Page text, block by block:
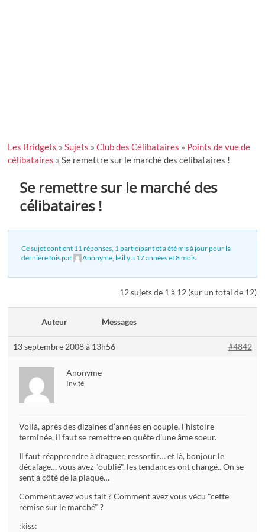
Les Bridgets »Sujets »Club des Célibataires » Points de vue de
célibataires »Se remettre sur le marché des célibataires !
Se remettre sur le marché des
célibataires !
Ce sujet contient 11 réponses, 1 participant et a été mis à jour pour la
dernière fois par
Anonyme , leil y a 17 années et 8 mois
12 sujets de 1 à 12 (sur un total de 12)
Auteur Messages
13 septembre 2008 à 13h56 #4842
Anonyme
Invité
Voilà, après des dizaines d’années en couple, l’histoire
terminée, il faut se remettre en quète d’une âme soeur.
Il faut réapprendre à draguer, ressortir… et là, bonjour le
décalage… vous avez "oublié", les tendances ont changé.. On se
sent à côté de la plaque…
Comment avez vous fait ? Comment avez vous vécu "cette
remise sur le marché" ?
:kiss: